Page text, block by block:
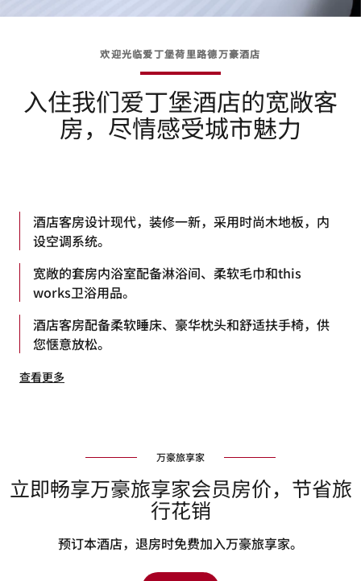
欢迎光临爱丁堡荷里路德万豪酒店
入住我们爱丁堡酒店的宽敞客
房，尽情感受城市魅力
酒店客房设计现代，装修一新，采用时尚木地板，内
设空调系统。
宽敞的套房内浴室配备淋浴间、柔软毛巾和this
works卫浴用品。
酒店客房配备柔软睡床、豪华枕头和舒适扶手椅，供
您惬意放松。
查看更多
万豪旅享家
立即畅享万豪旅享家会员房价，节省旅
行花销
预订本酒店，退房时免费加入万豪旅享家。